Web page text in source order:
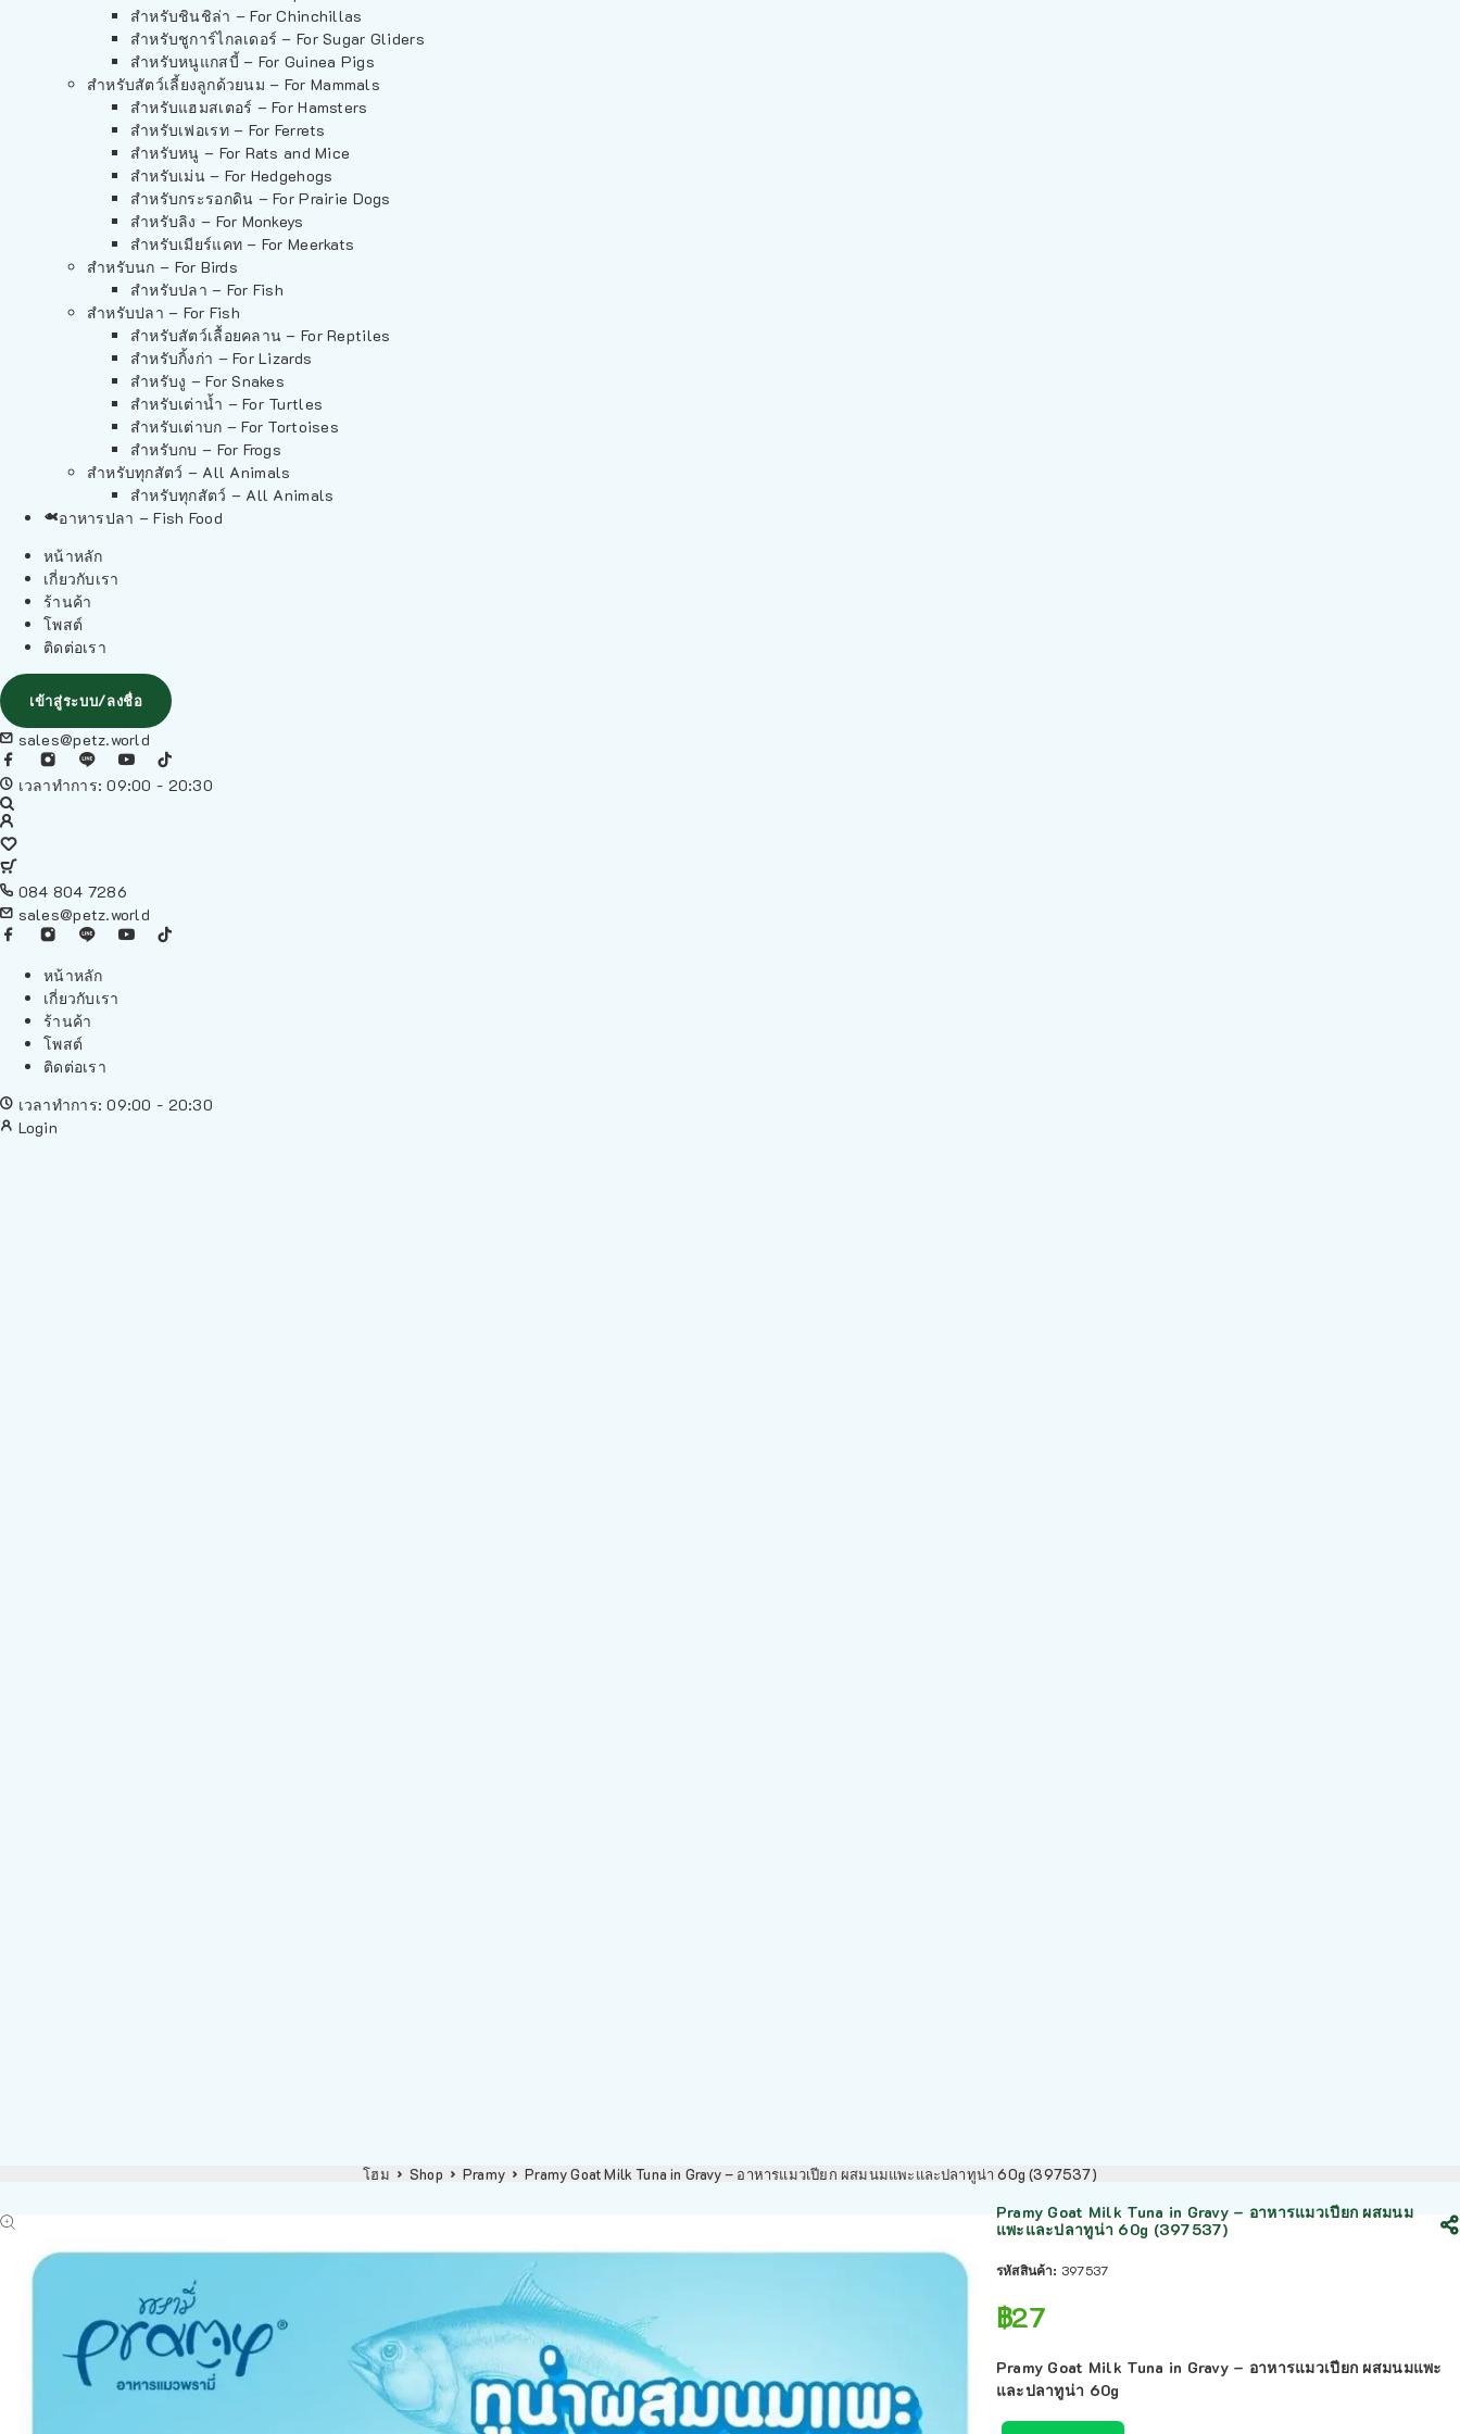
สำหรับชินชิล่า – For Chinchillas
สำหรับชูการ์ไกลเดอร์ – For Sugar Gliders
สำหรับหนูแกสบี้ – For Guinea Pigs
สำหรับสัตว์เลี้ยงลูกด้วยนม – For Mammals
สำหรับแฮมสเตอร์ – For Hamsters
สำหรับเฟอเรท – For Ferrets
สำหรับหนู – For Rats and Mice
สำหรับเม่น – For Hedgehogs
สำหรับกระรอกดิน – For Prairie Dogs
สำหรับลิง – For Monkeys
สำหรับเมียร์แคท – For Meerkats
สำหรับนก – For Birds
สำหรับปลา – For Fish
สำหรับปลา – For Fish
สำหรับสัตว์เลื้อยคลาน – For Reptiles
สำหรับกิ้งก่า – For Lizards
สำหรับงู – For Snakes
สำหรับเต่าน้ำ – For Turtles
สำหรับเต่าบก – For Tortoises
สำหรับกบ – For Frogs
สำหรับทุกสัตว์ – All Animals
สำหรับทุกสัตว์ – All Animals
อาหารปลา – Fish Food
หน้าหลัก
เกี่ยวกับเรา
ร้านค้า
โพสต์
ติดต่อเรา
เข้าสู่ระบบ/ลงชื่อ
sales@petz.world
เวลาทำการ: 09:00 - 20:30
084 804 7286
sales@petz.world
หน้าหลัก
เกี่ยวกับเรา
ร้านค้า
โพสต์
ติดต่อเรา
เวลาทำการ: 09:00 - 20:30
Login
โฮม Shop Pramy Pramy Goat Milk Tuna in Gravy – อาหารแมวเปียก ผสมนมแพะและปลาทูน่า 60g (397537)
Pramy Goat Milk Tuna in Gravy – อาหารแมวเปียก ผสมนม
แพะและปลาทูน่า 60g (397537)
รหัสสินค้า: 397537
฿27
Pramy Goat Milk Tuna in Gravy – อาหารแมวเปียก ผสมนมแพะ
และปลาทูน่า 60g